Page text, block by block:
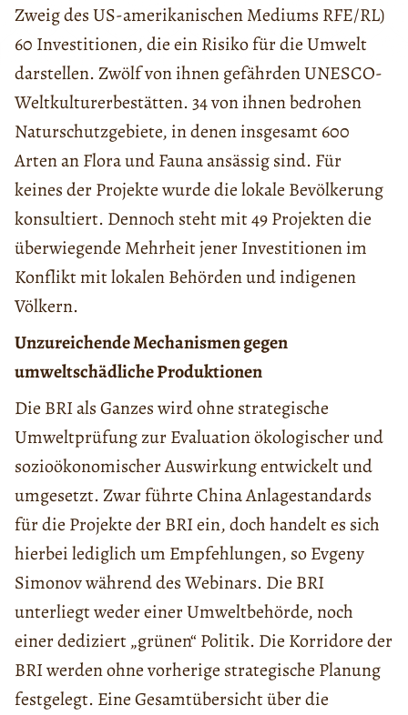
Zweig des US-amerikanischen Mediums RFE/RL)
60 Investitionen, die ein Risiko für die Umwelt
darstellen. Zwölf von ihnen gefährden UNESCO-
Weltkulturerbestätten. 34 von ihnen bedrohen
Naturschutzgebiete, in denen insgesamt 600
Arten an Flora und Fauna ansässig sind. Für
keines der Projekte wurde die lokale Bevölkerung
konsultiert. Dennoch steht mit 49 Projekten die
überwiegende Mehrheit jener Investitionen im
Konflikt mit lokalen Behörden und indigenen
Völkern.
Unzureichende Mechanismen gegen
umweltschädliche Produktionen
Die BRI als Ganzes wird ohne strategische
Umweltprüfung zur Evaluation ökologischer und
sozioökonomischer Auswirkung entwickelt und
umgesetzt. Zwar führte China Anlagestandards
für die Projekte der BRI ein, doch handelt es sich
hierbei lediglich um Empfehlungen, so Evgeny
Simonov während des Webinars. Die BRI
unterliegt weder einer Umweltbehörde, noch
einer dediziert „grünen“ Politik. Die Korridore der
BRI werden ohne vorherige strategische Planung
festgelegt. Eine Gesamtübersicht über die